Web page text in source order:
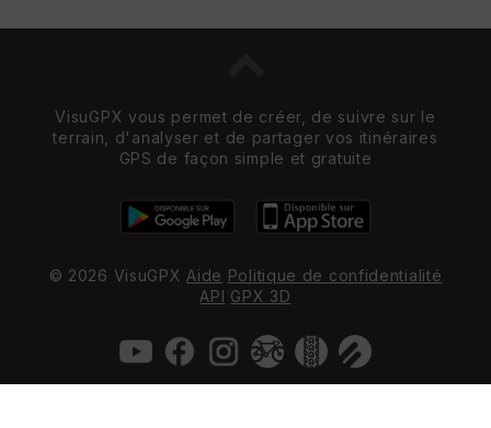
VisuGPX vous permet de créer, de suivre sur le
terrain, d'analyser et de partager vos itinéraires
GPS de façon simple et gratuite
© 2026 VisuGPX Aide Politique de confidentialité
API GPX 3D